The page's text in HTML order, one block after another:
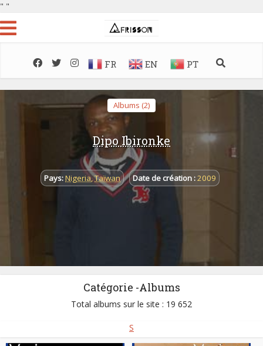
" "
FR EN PT
Albums (2)
Dipo Ibironke
Pays:Nigeria,Taïwan Date de création :2009
Catégorie -Albums
Total albums sur le site : 19 652
S